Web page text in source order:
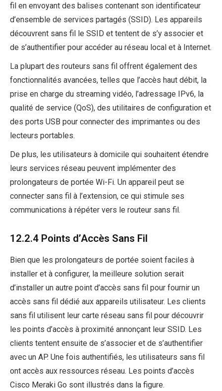
fil en envoyant des balises contenant son identificateur
d’ensemble de services partagés (SSID). Les appareils
découvrent sans fil le SSID et tentent de s’y associer et
de s’authentifier pour accéder au réseau local et à Internet.
La plupart des routeurs sans fil offrent également des
fonctionnalités avancées, telles que l’accès haut débit, la
prise en charge du streaming vidéo, l’adressage IPv6, la
qualité de service (QoS), des utilitaires de configuration et
des ports USB pour connecter des imprimantes ou des
lecteurs portables.
De plus, les utilisateurs à domicile qui souhaitent étendre
leurs services réseau peuvent implémenter des
prolongateurs de portée Wi-Fi. Un appareil peut se
connecter sans fil à l’extension, ce qui stimule ses
communications à répéter vers le routeur sans fil.
12.2.4 Points d’Accès Sans Fil
Bien que les prolongateurs de portée soient faciles à
installer et à configurer, la meilleure solution serait
d’installer un autre point d’accès sans fil pour fournir un
accès sans fil dédié aux appareils utilisateur. Les clients
sans fil utilisent leur carte réseau sans fil pour découvrir
les points d’accès à proximité annonçant leur SSID. Les
clients tentent ensuite de s’associer et de s’authentifier
avec un AP. Une fois authentifiés, les utilisateurs sans fil
ont accès aux ressources réseau. Les points d’accès
Cisco Meraki Go sont illustrés dans la figure.